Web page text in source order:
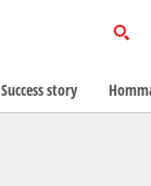
Success story